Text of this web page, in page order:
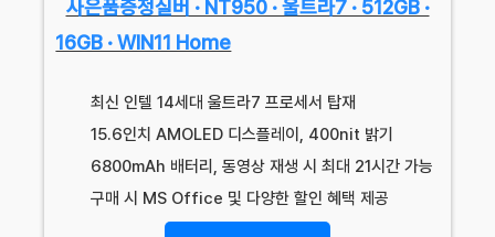
사은품증정실버 · NT950 · 울트라7 · 512GB ·
16GB · WIN11 Home
최신 인텔 14세대 울트라7 프로세서 탑재
15.6인치 AMOLED 디스플레이, 400nit 밝기
6800mAh 배터리, 동영상 재생 시 최대 21시간 가능
구매 시 MS Office 및 다양한 할인 혜택 제공